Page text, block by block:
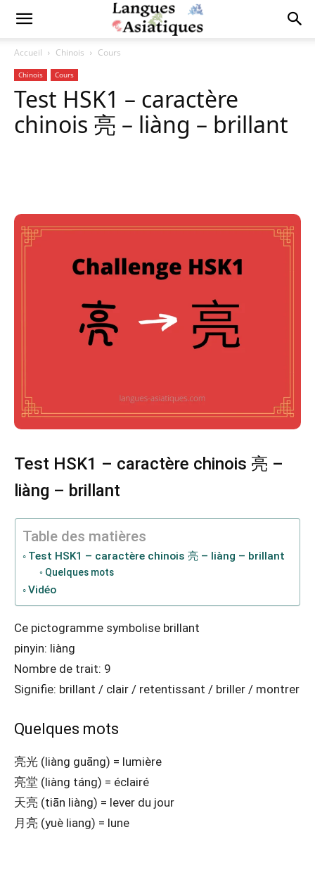
Accueil Chinois Cours
Chinois Cours
Test HSK1 – caractère
chinois 亮 – liàng – brillant
Test HSK1 – caractère chinois 亮 –
liàng – brillant
Table des matières
Test HSK1 – caractère chinois 亮 – liàng – brillant
Quelques mots
Vidéo
Ce pictogramme symbolise brillant
pinyin: liàng
Nombre de trait: 9
Signifie: brillant / clair / retentissant / briller / montrer
Quelques mots
亮光 (liàng guāng) = lumière
亮堂 (liàng táng) = éclairé
天亮 (tiān liàng) = lever du jour
月亮 (yuè liang) = lune